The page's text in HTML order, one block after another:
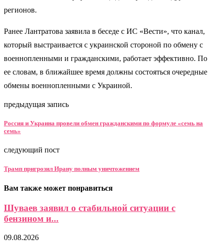
регионов.
Ранее Лантратова заявила в беседе с ИС «Вести», что канал,
который выстраивается с украинской стороной по обмену с
военнопленными и гражданскими, работает эффективно. По
ее словам, в ближайшее время должны состояться очередные
обмены военнопленными с Украиной.
предыдущая запись
Россия и Украина провели обмен гражданскими по формуле «семь на
семь»
следующий пост
Трамп пригрозил Ирану полным уничтожением
Вам также может понравиться
Шуваев заявил о стабильной ситуации с
бензином и...
09.08.2026